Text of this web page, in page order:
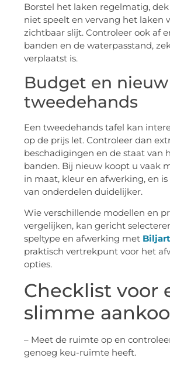
Borstel het laken regelmatig,
niet speelt en vervang het laken
zichtbaar slijt. Controleer ook af
banden en de waterpasstand,
verplaatst is.
Budget en
tweedehands
Een tweedehands tafel kan
op de prijs let. Controleer dan
beschadigingen en de staat van
banden. Bij nieuw koopt u vaak
in maat, kleur en afwerking, en
van onderdelen duidelijker.
Wie verschillende modellen en
vergelijken, kan gericht
speltype en afwerking met
praktisch vertrekpunt voor het
opties.
Checklist voor
slimme
– Meet de ruimte op en
genoeg keu-ruimte heeft.